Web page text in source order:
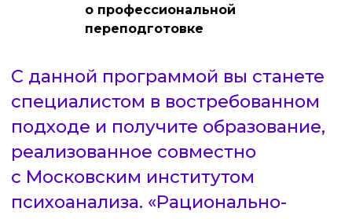
о профессиональной
переподготовке
ПРОГРАММА
РАЗРАБОТАНА ДЛЯ ТЕХ: